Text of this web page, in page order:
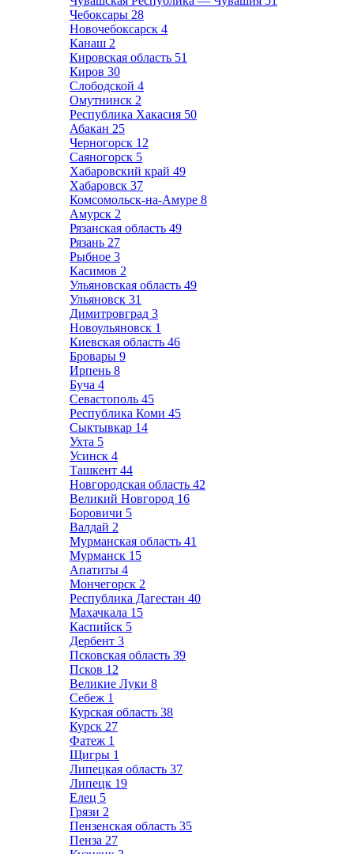
Чебоксары 28
Новочебоксарск 4
Канаш 2
Кировская область 51
Киров 30
Слободской 4
Омутнинск 2
Республика Хакасия 50
Абакан 25
Черногорск 12
Саяногорск 5
Хабаровский край 49
Хабаровск 37
Комсомольск-на-Амуре 8
Амурск 2
Рязанская область 49
Рязань 27
Рыбное 3
Касимов 2
Ульяновская область 49
Ульяновск 31
Димитровград 3
Новоульяновск 1
Киевская область 46
Бровары 9
Ирпень 8
Буча 4
Севастополь 45
Республика Коми 45
Сыктывкар 14
Ухта 5
Усинск 4
Ташкент 44
Новгородская область 42
Великий Новгород 16
Боровичи 5
Валдай 2
Мурманская область 41
Мурманск 15
Апатиты 4
Мончегорск 2
Республика Дагестан 40
Махачкала 15
Каспийск 5
Дербент 3
Псковская область 39
Псков 12
Великие Луки 8
Себеж 1
Курская область 38
Курск 27
Фатеж 1
Щигры 1
Липецкая область 37
Липецк 19
Елец 5
Грязи 2
Пензенская область 35
Пенза 27